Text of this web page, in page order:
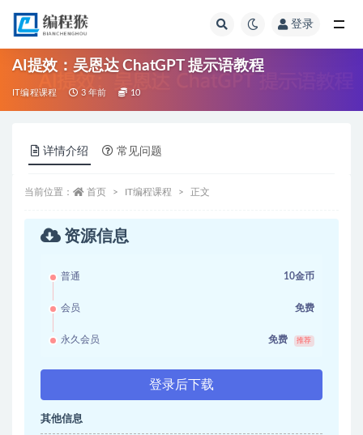
登录
AI提效：吴恩达 ChatGPT 提示语教程
IT编程课程 3 年前 10
详情介绍 常见问题
当前位置： 首页 IT编程课程 正文
资源信息
普通 10金币
会员 免费
永久会员 免费 推荐
登录后下载
其他信息